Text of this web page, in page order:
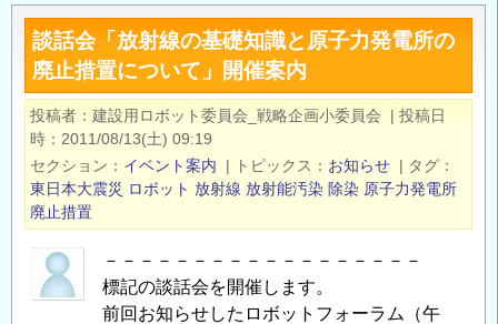
放
射
能
除
染
学
会
第
回
講
談話会「放射線の基礎知識と原子力発電所の
廃止措置について」開催案内
投稿者 建設用ロボット委員会_戦略企画小委員会 | 投稿日
時
2011/08/13(土) 09:19
セクション
イベント案内 | トピックス お知らせ | タグ
東日本大震災 ロボット 放射線 放射能汚染 除染 原子力発電所
廃止措置
－－－－－－－－－－－－－－－－－－
標記の談話会を開催します。
前回お知らせしたロボットフォーラム（午